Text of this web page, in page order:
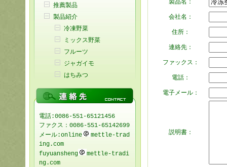
推薦製品
製品紹介
冷凍野菜
ミックス野菜
フルーツ
ジャガイモ
はちみつ
電話:0086-551-65121456
ファクス：0086-551-65142699
メール:online
mettle-trad
ing.com
fuyuansheng
mettle-tradi
ng.com
製品名：
会社名：
住所：
連絡先：
ファックス：
電話：
電子メール：
説明書：